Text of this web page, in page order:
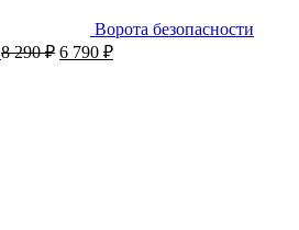
Ворота безопасности
8 290₽ 6 790 ₽